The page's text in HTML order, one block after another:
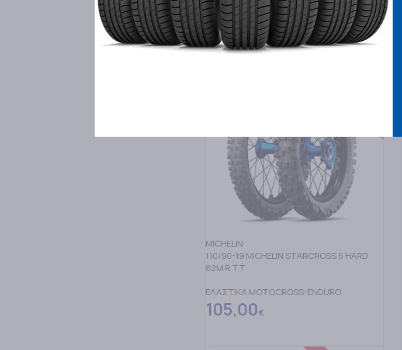
80,00€
ΔΙΑΒΑΣΤΕ ΠΕΡΙΣΣΟΤΕΡΑ
MICHELIN
110/90-19 MICHELIN STARCROSS 6 HARD
62M R TT
ΕΛΑΣΤΙΚΑ MOTOCROSS-ENDURO
105,00€